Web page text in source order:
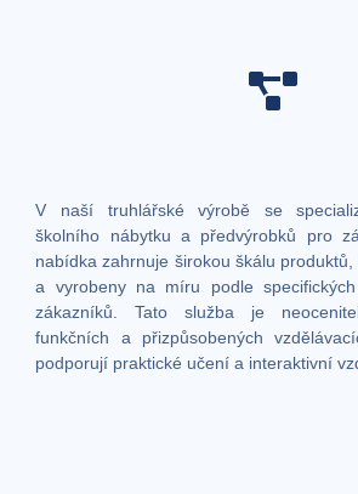
V naší truhlářské výrobě se
školního nábytku a předvýrobků pro
nabídka zahrnuje širokou škálu
a vyrobeny na míru podle
zákazníků. Tato služba je
funkčních a přizpůsobených
podporují praktické učení a interaktivní